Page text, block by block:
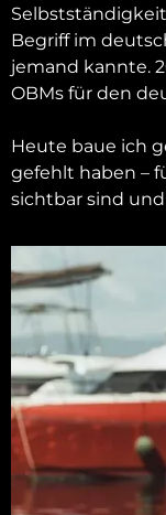
Begriff im
jemand kannte.
OBMs für den
Heute baue ich
gefehlt haben –
sichtbar sind